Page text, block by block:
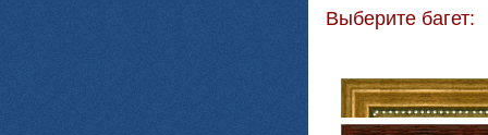
Выберите багет: